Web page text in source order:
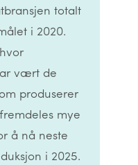
totalt
i 2020.
vært de
produserer
mye
å nå neste
i 2025.